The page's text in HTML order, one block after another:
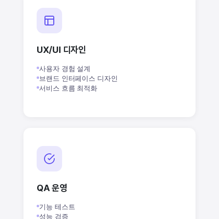
UX/UI 디자인
사용자 경험 설계
브랜드 인터페이스 디자인
서비스 흐름 최적화
QA 운영
기능 테스트
성능 검증